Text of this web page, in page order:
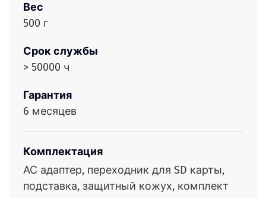
Вес
500 г
Срок службы
> 50000 ч
Гарантия
6 месяцев
Комплектация
АС адаптер, переходник для SD карты,
подставка, защитный кожух, комплект